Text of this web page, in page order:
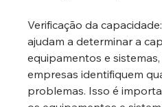
Verificação da
ajudam a determinar a
equipamentos e
empresas identifiquem
problemas. Isso é